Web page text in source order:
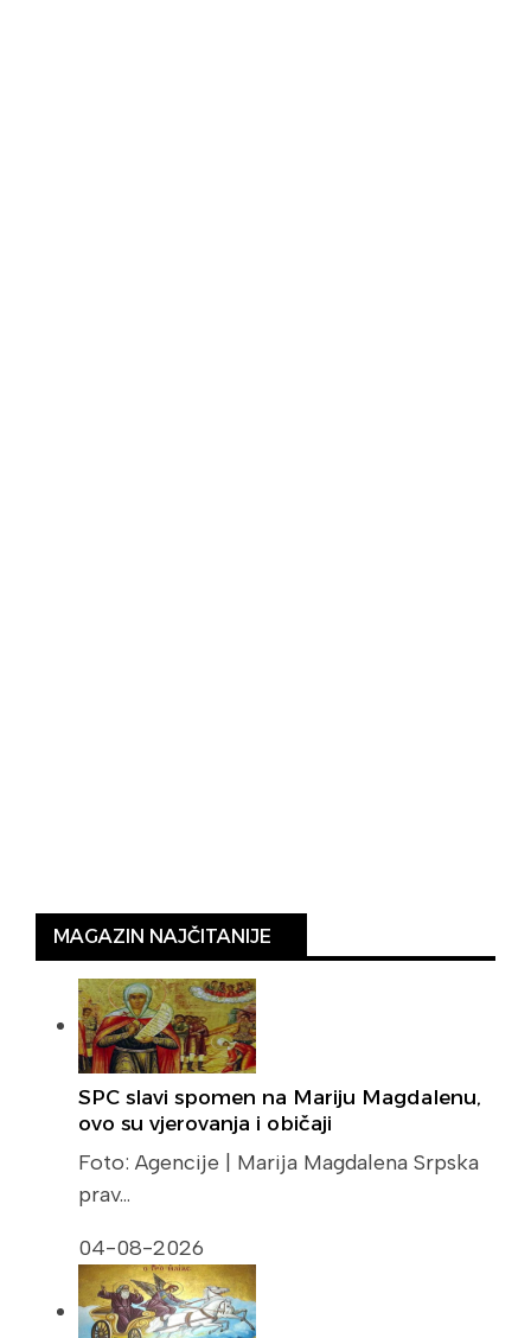
MAGAZIN NAJČITANIJE
SPC slavi spomen na Mariju Magdalenu,
ovo su vjerovanja i običaji
Foto: Agencije | Marija Magdalena Srpska
prav…
04-08-2026